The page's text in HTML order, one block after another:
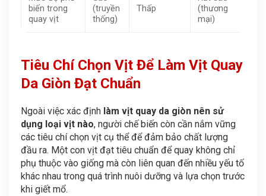
biến trong
quay vịt
(truyền
thống)
Thấp
(thương
mại)
Tiêu Chí Chọn Vịt Để Làm Vịt Quay
Da Giòn Đạt Chuẩn
Ngoài việc xác định làm vịt quay da giòn nên sử
dụng loại vịt nào, người chế biến còn cần nắm vững
các tiêu chí chọn vịt cụ thể để đảm bảo chất lượng
đầu ra. Một con vịt đạt tiêu chuẩn để quay không chỉ
phụ thuộc vào giống mà còn liên quan đến nhiều yếu tố
khác nhau trong quá trình nuôi dưỡng và lựa chọn trước
khi giết mổ.